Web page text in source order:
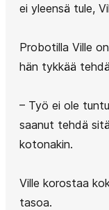
ei yleensä tule,
Probotilla Ville
hän tykkää
– Työ ei ole
saanut tehdä
kotonakin.
Ville korostaa
tasoa.